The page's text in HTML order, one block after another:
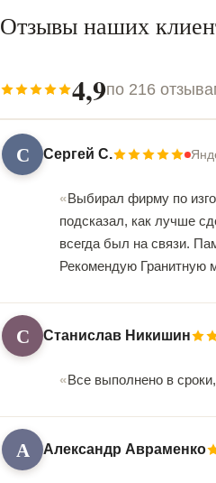
Отзывы наших
4,9по 216
С Сергей С.
Выбирал фирму по
подсказал, как лучше
всегда был на связи.
Рекомендую Гранитную
С Станислав Никишин
Все выполнено в
А Александр Авраменко